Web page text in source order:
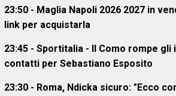
23:50 - Maglia Napoli 2026 2027 in
link per acquistarla
23:45 - Sportitalia - Il Como rompe gli
contatti per Sebastiano Esposito
23:30 - Roma, Ndicka sicuro: "Ecco